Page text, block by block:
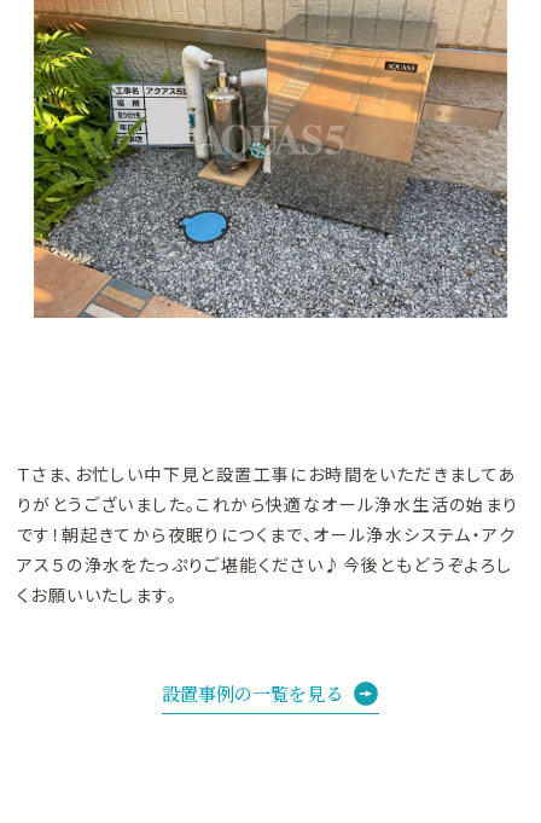
Ｔさま、お忙しい中下見と設置工事にお時間をいただきましてあ
りがとうございました。これから快適なオール浄水生活の始まり
です！朝起きてから夜眠りにつくまで、オール浄水システム・アク
アス５の浄水をたっぷりご堪能ください♪今後ともどうぞよろし
くお願いいたします。
設置事例の一覧を見る